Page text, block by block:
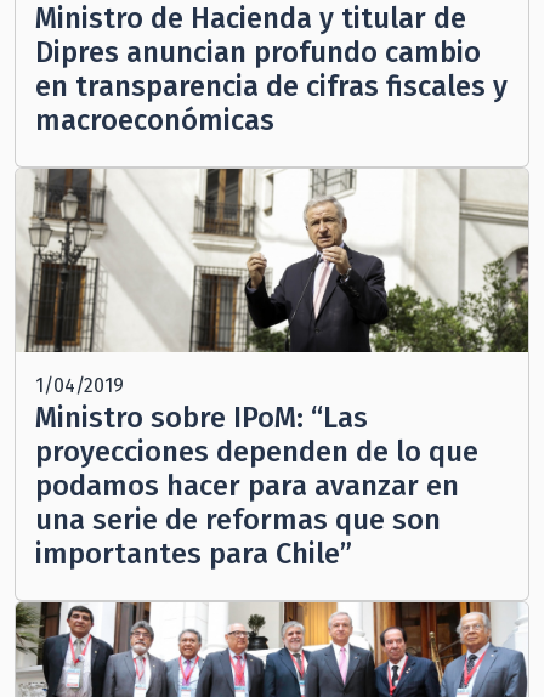
Ministro de Hacienda y titular de
Dipres anuncian profundo cambio
en transparencia de cifras fiscales y
macroeconómicas
1/04/2019
Ministro sobre IPoM: “Las
proyecciones dependen de lo que
podamos hacer para avanzar en
una serie de reformas que son
importantes para Chile”